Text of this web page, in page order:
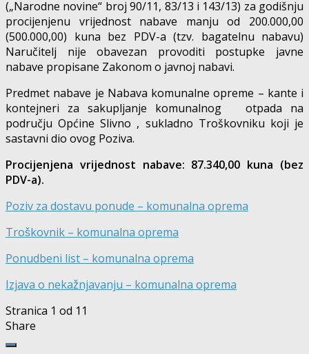
(„Narodne novine“ broj 90/11, 83/13 i 143/13) za godišnju
procijenjenu vrijednost nabave manju od 200.000,00
(500.000,00) kuna bez PDV-a (tzv. bagatelnu nabavu)
Naručitelj nije obavezan provoditi postupke javne
nabave propisane Zakonom o javnoj nabavi.
Predmet nabave je Nabava komunalne opreme – kante i
kontejneri za sakupljanje komunalnog otpada na
području Općine Slivno , sukladno Troškovniku koji je
sastavni dio ovog Poziva.
Procijenjena vrijednost nabave: 87.340,00 kuna (bez
PDV-a).
Poziv za dostavu ponude – komunalna oprema
Troškovnik – komunalna oprema
Ponudbeni list – komunalna oprema
Izjava o nekažnjavanju – komunalna oprema
Stranica 1 od 1 1
Share